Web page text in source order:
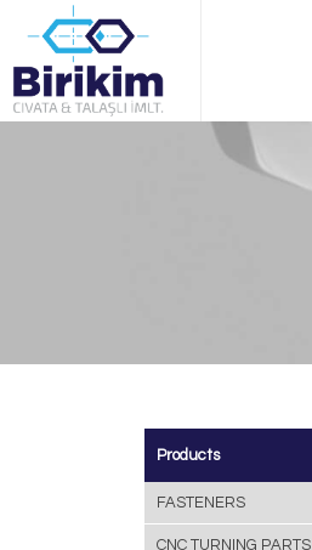
Products
FASTENERS
CNC TURNING PARTS